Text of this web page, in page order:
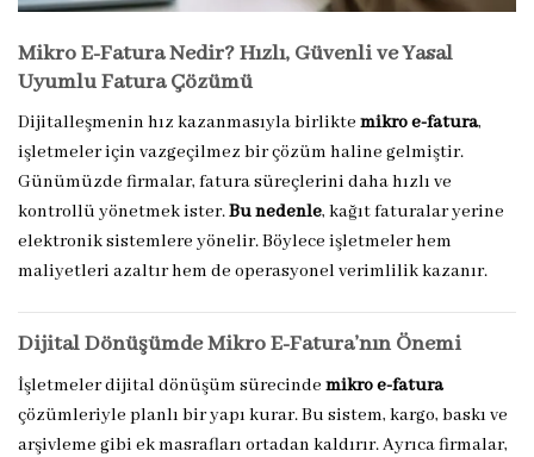
Mikro E-Fatura Nedir? Hızlı, Güvenli ve Yasal
Uyumlu Fatura Çözümü
Dijitalleşmenin hız kazanmasıyla birlikte mikro e-fatura,
işletmeler için vazgeçilmez bir çözüm haline gelmiştir.
Günümüzde firmalar, fatura süreçlerini daha hızlı ve
kontrollü yönetmek ister.Bu nedenle, kağıt faturalar yerine
elektronik sistemlere yönelir. Böylece işletmeler hem
maliyetleri azaltır hem de operasyonel verimlilik kazanır.
Dijital Dönüşümde Mikro E-Fatura’nın Önemi
İşletmeler dijital dönüşüm sürecinde mikro e-fatura
çözümleriyle planlı bir yapı kurar. Bu sistem, kargo, baskı ve
arşivleme gibi ek masrafları ortadan kaldırır. Ayrıca firmalar,